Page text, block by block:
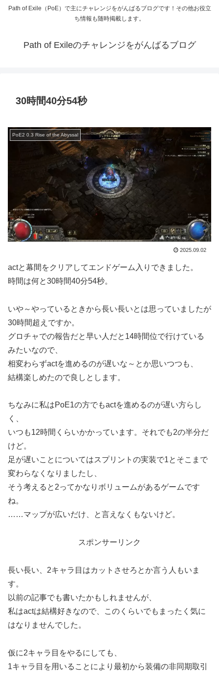
Path of Exile（PoE）で主にチャレンジをがんばるブログです！その他お役立
ち情報も随時掲載します。
Path of Exileのチャレンジをがんばるブログ
30時間40分54秒
PoE2 0.3 Rise of the Abyssal
2025.09.02
actと幕間をクリアしてエンドゲーム入りできました。
時間は何と30時間40分54秒。
いや～やっているときから長い長いとは思っていましたが
30時間超えですか。
グロチャでの報告だと早い人だと14時間位で行けている
みたいなので、
相変わらずactを進めるのが遅いな～とか思いつつも、
結構楽しめたので良しとします。
ちなみに私はPoE1の方でもactを進めるのが遅い方らし
く、
いつも12時間くらいかかっています。それでも2の半分だ
けど。
足が遅いことについてはスプリントの実装で1とそこまで
変わらなくなりましたし、
そう考えると2ってかなりボリュームがあるゲームです
ね。
……マップが広いだけ、と言えなくもないけど。
スポンサーリンク
長い長い、2キャラ目はカットさせろとか言う人もいま
す。
以前の記事でも書いたかもしれませんが、
私はactは結構好きなので、このくらいでもまったく気に
はなりませんでした。
仮に2キャラ目をやるにしても、
1キャラ目を用いることにより最初から装備の非同期取引